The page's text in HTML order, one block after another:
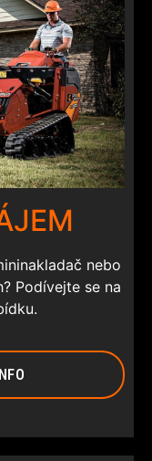
nebo
Podívejte se na